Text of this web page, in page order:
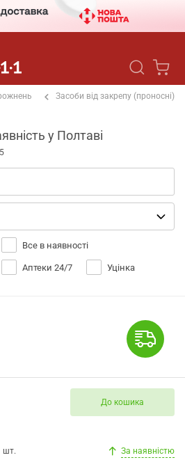
Засоби від закрепу (проносні)
у Полтаві
Все в наявності
Аптеки 24/7 Уцінка
До кошика
шт. За наявністю